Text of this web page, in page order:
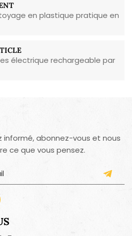
en plastique pratique en
électrique rechargeable par
informé, abonnez-vous et nous
ce que vous pensez.